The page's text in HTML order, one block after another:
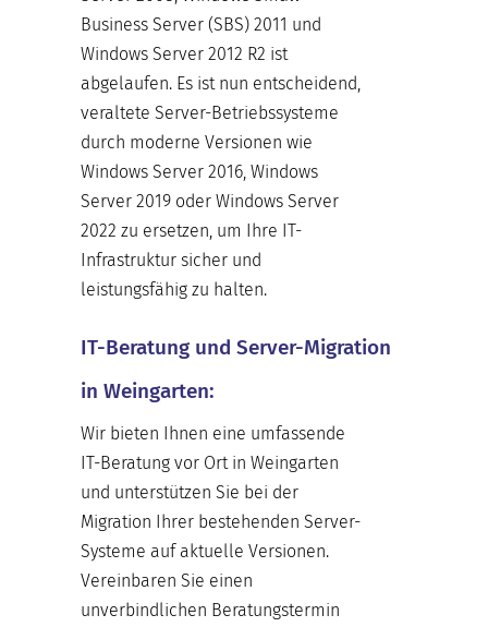
Business Server (SBS) 2011 und
Windows Server 2012 R2 ist
abgelaufen. Es ist nun entscheidend,
veraltete Server-Betriebssysteme
durch moderne Versionen wie
Windows Server 2016, Windows
Server 2019 oder Windows Server
2022 zu ersetzen, um Ihre IT-
Infrastruktur sicher und
leistungsfähig zu halten.
IT-Beratung und Server-Migration
in Weingarten:
Wir bieten Ihnen eine umfassende
IT-Beratung vor Ort in Weingarten
und unterstützen Sie bei der
Migration Ihrer bestehenden Server-
Systeme auf aktuelle Versionen.
Vereinbaren Sie einen
unverbindlichen Beratungstermin